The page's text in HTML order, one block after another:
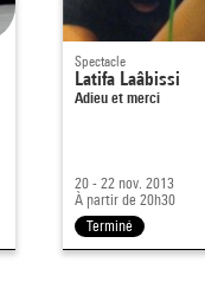
Spectacle
Latifa Laâbissi
Adieu et merci
20 - 22 nov. 2013
À partir de 20h30
Terminé